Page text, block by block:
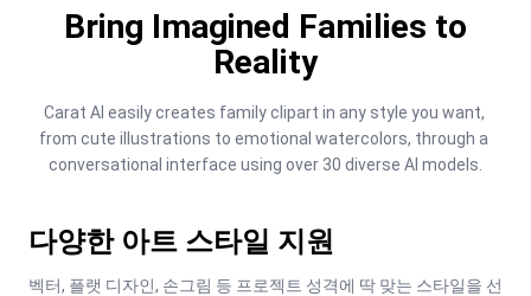
Bring Imagined Families to
Reality
Carat AI easily creates family clipart in any style you want,
from cute illustrations to emotional watercolors, through a
conversational interface using over 30 diverse AI models.
다양한 아트 스타일 지원
벡터, 플랫 디자인, 손그림 등 프로젝트 성격에 딱 맞는 스타일을 선